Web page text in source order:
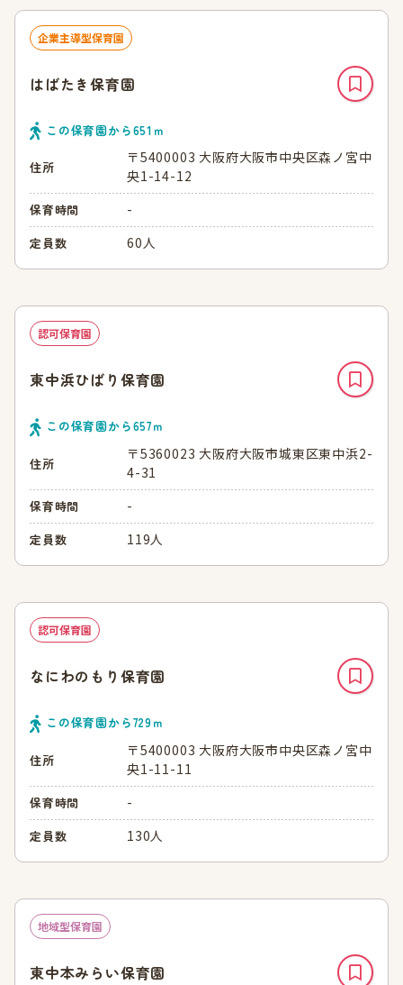
企業主導型保育園
はばたき保育園
この保育園から651 ｍ
住所
〒5400003 大阪府大阪市中央区森ノ宮中
央1-14-12
保育時間 -
定員数 60人
認可保育園
東中浜ひばり保育園
この保育園から657ｍ
住所
〒5360023 大阪府大阪市城東区東中浜2-
4-31
保育時間 -
定員数 119人
認可保育園
なにわのもり保育園
この保育園から729ｍ
住所
〒5400003 大阪府大阪市中央区森ノ宮中
央1-11-11
保育時間 -
定員数 130人
地域型保育園
東中本みらい保育園